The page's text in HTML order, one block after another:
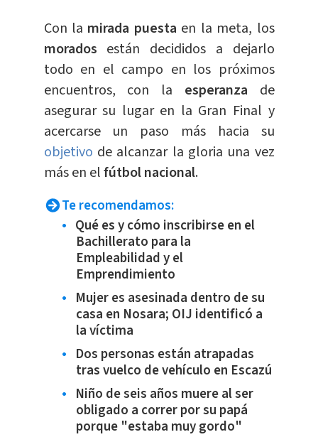
Con la mirada puesta en la meta, los
morados están decididos a dejarlo
todo en el campo en los próximos
encuentros, con la esperanza de
asegurar su lugar en la Gran Final y
acercarse un paso más hacia su
objetivo de alcanzar la gloria una vez
más en elfútbol nacional.
Te recomendamos:
Qué es y cómo inscribirse en el
Bachillerato para la
Empleabilidad y el
Emprendimiento
Mujer es asesinada dentro de su
casa en Nosara; OIJ identificó a
la víctima
Dos personas están atrapadas
tras vuelco de vehículo en Escazú
Niño de seis años muere al ser
obligado a correr por su papá
porque "estaba muy gordo"